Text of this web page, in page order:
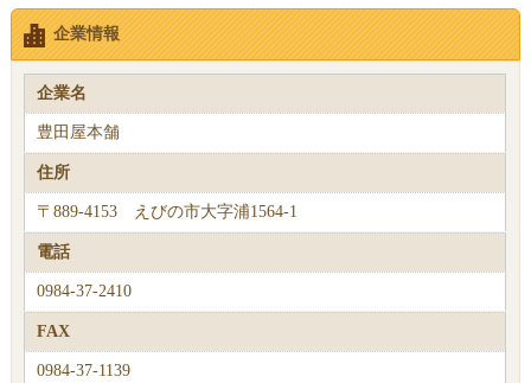
企業情報
企業名
豊田屋本舗
住所
〒889-4153 えびの市大字浦1564-1
電話
0984-37-2410
FAX
0984-37-1139